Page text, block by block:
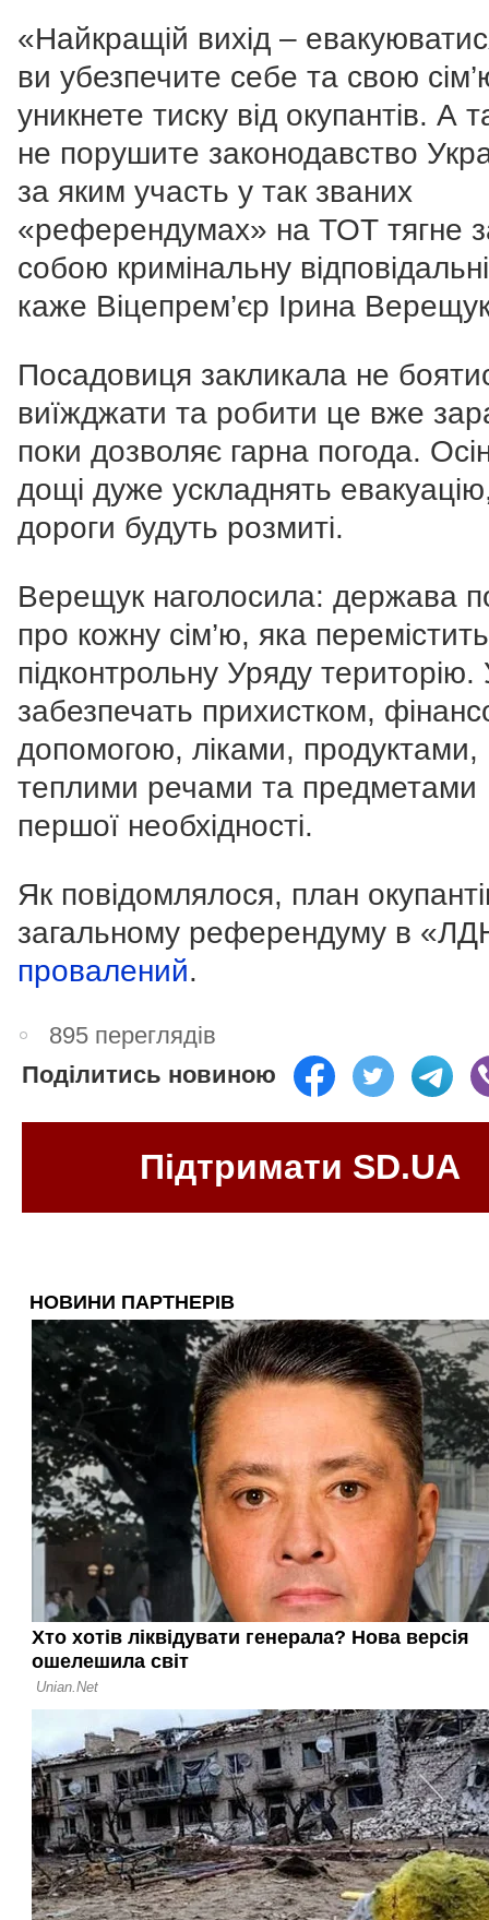
«Найкращій вихід –
ви убезпечите себе та свою
уникнете тиску від окупантів. А
не порушите законодавство
за яким участь у так званих
«референдумах» на ТОТ тягне
собою кримінальну
каже Віцепрем’єр Ірина
Посадовиця закликала не
виїжджати та робити це вже
поки дозволяє гарна погода.
дощі дуже ускладнять
дороги будуть розмиті.
Верещук наголосила: держава
про кожну сім’ю, яка
підконтрольну Уряду територію.
забезпечать прихистком,
допомогою, ліками, продуктами,
теплими речами та предметами
першої необхідності.
Як повідомлялося, план
загальному референдуму в
провалений.
895 переглядів
Поділитись новиною
Підтримати SD.UA